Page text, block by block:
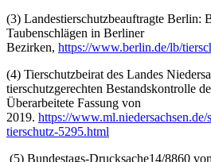
(3) Landestierschutzbeauftragte Berlin:
Taubenschlägen in Berliner
Bezirken, https://www.berlin.de/lb/
(4) Tierschutzbeirat des Landes
tierschutzgerechten Bestandskontrolle
Überarbeitete Fassung von
2019. https://
tierschutz-5295.html
(5) Bundestags-Drucksache14/8860